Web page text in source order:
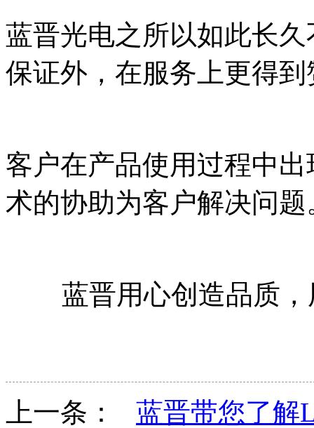
蓝晋光电之所以如此长
保证外，在服务上更得到
客户在产品使用过程中
术的协助为客户解决问题
蓝晋用心创造品质，
上一条： 蓝晋带您了解